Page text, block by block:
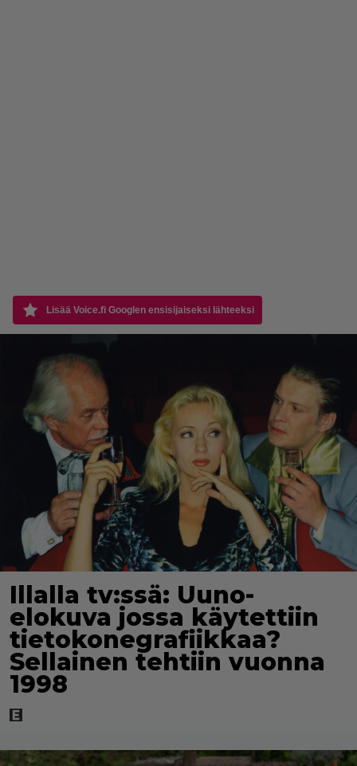
Lisää Voice.fi Googlen ensisijaiseksi lähteeksi
Illalla tv:ssä: Uuno-
elokuva jossa käytettiin
tietokonegrafiikkaa?
Sellainen tehtiin vuonna
1998